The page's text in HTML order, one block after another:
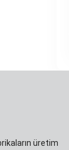
üretim